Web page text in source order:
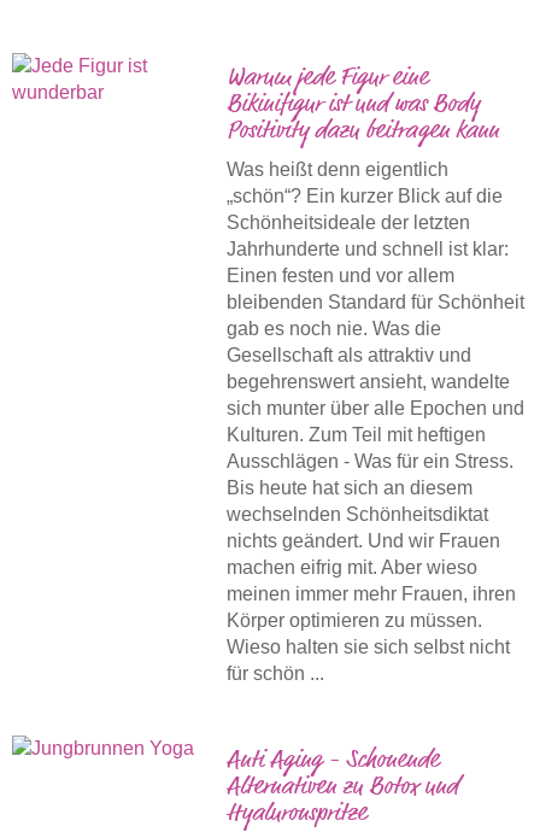
Warum jede Figur eine
Bikinifigur ist und was Body
Positivity dazu beitragen kann
Was heißt denn eigentlich
„schön“? Ein kurzer Blick auf die
Schönheitsideale der letzten
Jahrhunderte und schnell ist klar:
Einen festen und vor allem
bleibenden Standard für Schönheit
gab es noch nie. Was die
Gesellschaft als attraktiv und
begehrenswert ansieht, wandelte
sich munter über alle Epochen und
Kulturen. Zum Teil mit heftigen
Ausschlägen - Was für ein Stress.
Bis heute hat sich an diesem
wechselnden Schönheitsdiktat
nichts geändert. Und wir Frauen
machen eifrig mit. Aber wieso
meinen immer mehr Frauen, ihren
Körper optimieren zu müssen.
Wieso halten sie sich selbst nicht
für schön ...
Anti Aging - Schonende
Alternativen zu Botox und
Hyaluronspritze